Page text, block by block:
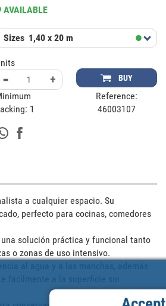
AVAILABLE
Sizes 1,40 x 20 m
- + BUY
1
Reference:
46003107
a cualquier espacio. Su
perfecto para cocinas, comedores
solución práctica y funcional tanto
o zonas de uso intensivo.